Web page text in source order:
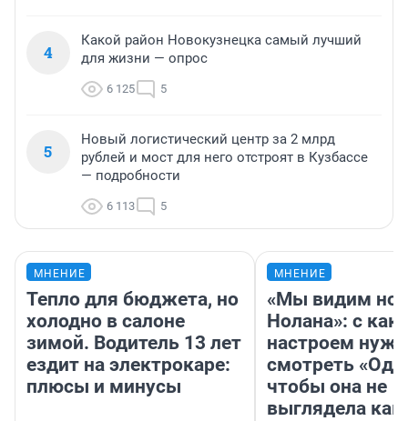
4
Какой район Новокузнецка самый лучший
для жизни — опрос
6 125 5
5
Новый логистический центр за 2 млрд
рублей и мост для него отстроят в Кузбассе
— подробности
6 113 5
МНЕНИЕ
Тепло для бюджета, но
холодно в салоне
зимой. Водитель 13 лет
ездит на электрокаре:
плюсы и минусы
МНЕНИЕ
«Мы видим
Нолана»: с
настроем
смотреть
чтобы она не
выглядела как